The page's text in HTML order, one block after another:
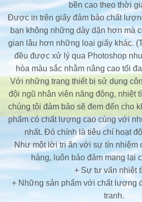
bền cao theo thời
Được in trên giấy đảm bảo chất
bạn không những dày dặn hơn mà
gian lâu hơn những loại giấy khác.
đều được xử lý qua Photoshop
hòa màu sắc nhằm nâng cao tối
Với những trang thiết bị sử dụng
đội ngũ nhân viên năng động, nhiệt
chúng tôi đảm bảo sẽ đem đến cho
phẩm có chất lượng cao cùng với
nhất. Đó chính là tiêu chí hoạt
Như một lời tri ân với sự tín nhiệm
hàng, luôn bảo đảm mang lại
+ Sự tư vấn nhiệt
+ Những sản phẩm với chất lượng
tranh.